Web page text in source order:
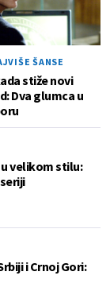
ŠANSE
stiže novi
Dva glumca u
u velikom stilu:
i Crnoj Gori: